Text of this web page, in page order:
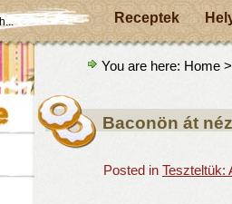
Receptek
You are here: Home
Baconön át
Posted in Teszteltük: